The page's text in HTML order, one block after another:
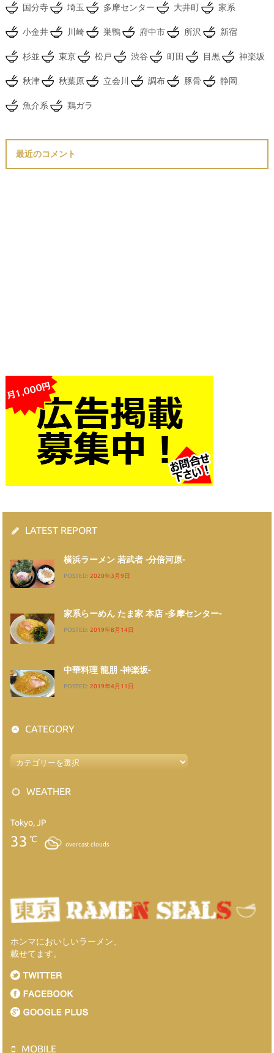
国分寺 埼玉 多摩センター 大井町 家系
小金井 川崎 巣鴨 府中市 所沢 新宿
杉並 東京 松戸 渋谷 町田 目黒 神楽坂
秋津 秋葉原 立会川 調布 豚骨 静岡
魚介系 鶏ガラ
最近のコメント
LATEST REPORT
横浜ラーメン 若武者 -分倍河原-
POSTED: 2020年3月9日
家系らーめん たま家 本店 -多摩センター-
POSTED: 2019年8月14日
中華料理 龍朋 -神楽坂-
POSTED: 2019年4月11日
CATEGORY
WEATHER
Tokyo, JP
33 ℃
overcast clouds
ホンマにおいしいラーメン、
載せてます。
MOBILE